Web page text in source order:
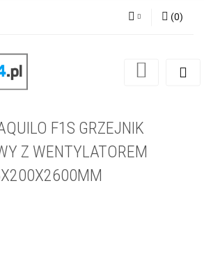
Zarejestruj się
(0)
F1S GRZEJNIK
Z WENTYLATOREM